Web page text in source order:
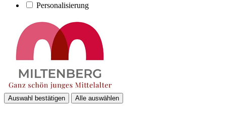
Personalisierung
Auswahl bestätigen Alle auswählen